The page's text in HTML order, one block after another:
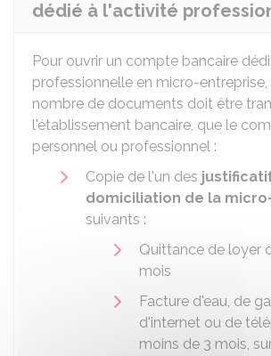
dédié à l'activité
Pour ouvrir un compte bancaire
professionnelle en micro-entreprise,
nombre de documents doit être
l'établissement bancaire, que le
personnel ou professionnel :
Copie de l'un des
domiciliation de la
suivants :
Quittance de loyer
mois
Facture d'eau, de
d'internet ou de
moins de 3 mois,